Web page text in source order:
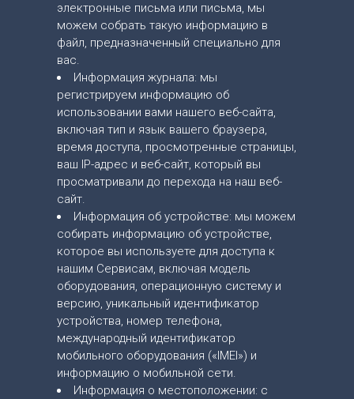
электронные письма или письма, мы
можем собрать такую ​​информацию в
файл, предназначенный специально для
вас.
Информация журнала: мы
регистрируем информацию об
использовании вами нашего веб-сайта,
включая тип и язык вашего браузера,
время доступа, просмотренные страницы,
ваш IP-адрес и веб-сайт, который вы
просматривали до перехода на наш веб-
сайт.
Информация об устройстве: мы можем
собирать информацию об устройстве,
которое вы используете для доступа к
нашим Сервисам, включая модель
оборудования, операционную систему и
версию, уникальный идентификатор
устройства, номер телефона,
международный идентификатор
мобильного оборудования («IMEI») и
информацию о мобильной сети.
Информация о местоположении: с